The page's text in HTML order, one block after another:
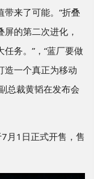
来了可能。“折叠
的第二次进化，
务。”，“蓝厂要做
造一个真正为移动
总裁黄韬在发布会
月1日正式开售，售